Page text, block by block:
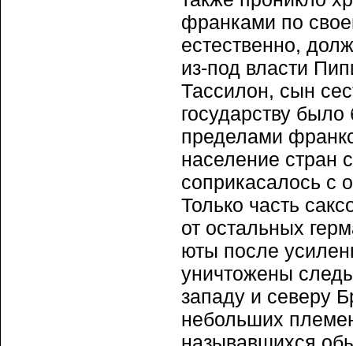
франками по
естественно,
из-под власти
Тассилон, сын
государству
пределами
население стран
соприкасалось с
Только часть
от остальных
юты после
уничтожены
западу и северу
небольших